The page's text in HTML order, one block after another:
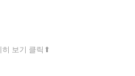
히 보기 클릭⬆︎